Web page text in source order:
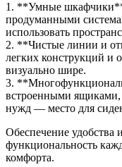
1. **Умные
продуманными
использовать
2. **Чистые линии и
легких конструкций и
визуально шире.
3.
встроенными ящиками,
нужд — место для
Обеспечение удобства
функциональность
комфорта.